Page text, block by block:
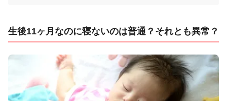
生後11ヶ月なのに寝ないのは普通？それとも異常？